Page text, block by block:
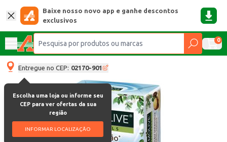
Baixe nosso novo app e ganhe descontos
exclusivos
0
Entregue no CEP: 02170-901
Escolha uma loja ou informe seu
CEP para ver ofertas da sua
região
INFORMAR LOCALIZAÇÃO